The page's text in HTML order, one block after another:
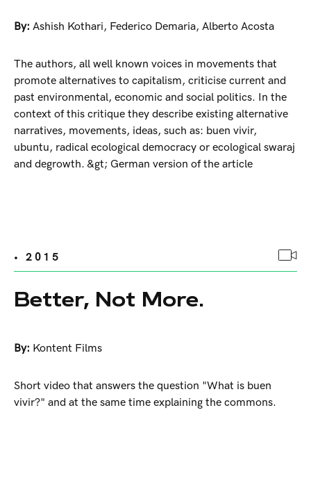
By: Ashish Kothari, Federico Demaria, Alberto Acosta
The authors, all well known voices in movements that
promote alternatives to capitalism, criticise current and
past environmental, economic and social politics. In the
context of this critique they describe existing alternative
narratives, movements, ideas, such as: buen vivir,
ubuntu, radical ecological democracy or ecological swaraj
and degrowth. &gt; German version of the article
• 2015
Better, Not More.
By: Kontent Films
Short video that answers the question "What is buen
vivir?" and at the same time explaining the commons.